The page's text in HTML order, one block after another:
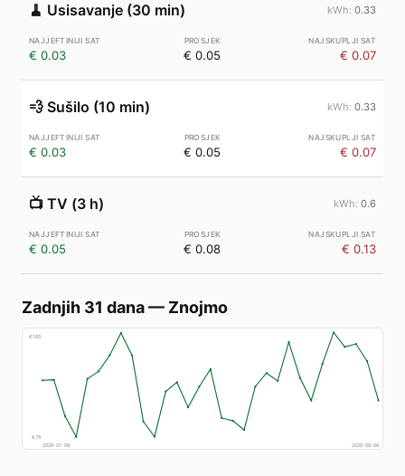
🧹 Usisavanje (30 min) 0.33
€ 0.03 € 0.05 € 0.07
💨 Sušilo (10 min) 0.33
€ 0.03 € 0.05 € 0.07
📺 TV (3 h) 0.6
€ 0.05 € 0.08 € 0.13
Zadnjih 31 dana— Znojmo
€160
€78
2026-07-09
2026-08-08